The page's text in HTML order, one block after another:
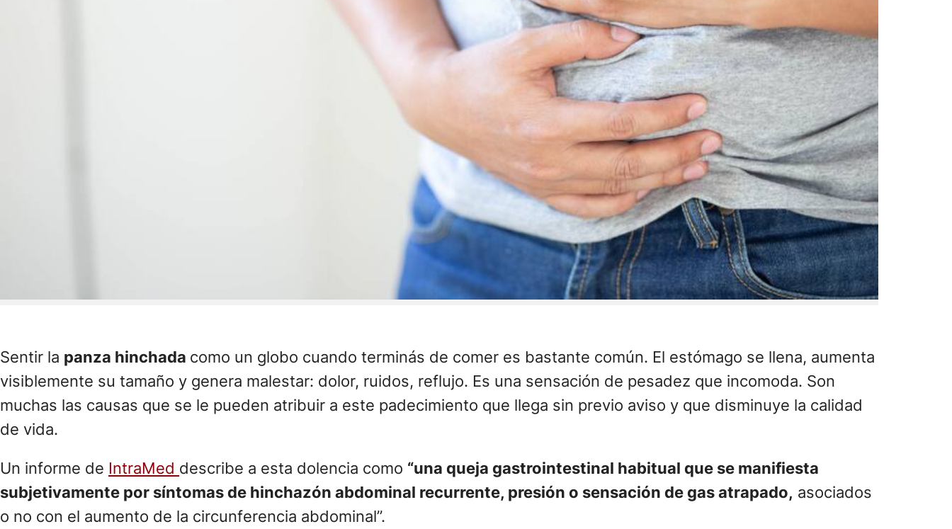
Sentir la panza hinchada como un globo cuando terminás de comer es bastante común. El estómago se llena, aumenta
visiblemente su tamaño y genera malestar: dolor, ruidos, reflujo. Es una sensación de pesadez que incomoda. Son
muchas las causas que se le pueden atribuir a este padecimiento que llega sin previo aviso y que disminuye la calidad
de vida.
Un informe de IntraMed describe a esta dolencia como “una queja gastrointestinal habitual que se manifiesta
subjetivamente por síntomas de hinchazón abdominal recurrente, presión o sensación de gas atrapado, asociados
o no con el aumento de la circunferencia abdominal”.